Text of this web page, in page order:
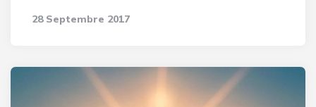
28 Septembre 2017